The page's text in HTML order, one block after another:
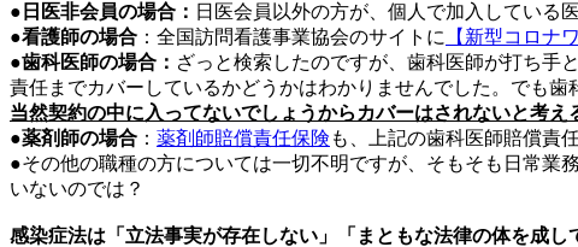
●日医非会員の場合： 日医会員以外の方が、個人で加入している
●看護師の場合 ：全国訪問看護事業協会のサイトに 【新型コロナ
●歯科医師の場合： ざっと検索したのですが、歯科医師が打ち手
責任までカバーしているかどうかはわかりませんでした。でも歯
当然契約の中に入ってないでしょうからカバーはされないと考え
●薬剤師の場合 ： 薬剤師賠償責任保険 も、上記の歯科医師賠償責
●その他の職種の方については一切不明ですが、そもそも日常業
いないのでは？
感染症法は「立法事実が存在しない」「まともな法律の体を成し